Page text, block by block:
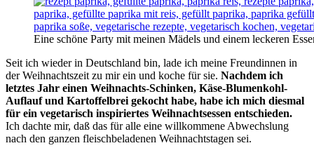
Eine schöne Party mit meinen Mädels und einem leckeren
Seit ich wieder in Deutschland bin, lade ich meine Freundinnen in
der Weihnachtszeit zu mir ein und koche für sie. Nachdem ich
letztes Jahr einen Weihnachts-Schinken, Käse-Blumenkohl-
Auflauf und Kartoffelbrei gekocht habe, habe ich mich diesmal
für ein vegetarisch inspiriertes Weihnachtsessen entschieden.
Ich dachte mir, daß das für alle eine willkommene Abwechslung
nach den ganzen fleischbeladenen Weihnachtstagen sei.